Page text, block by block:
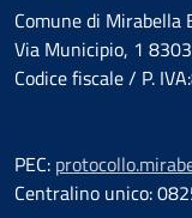
Comune di Mirabella
Via Municipio, 1
Codice fiscale / P.
PEC:
Centralino unico: